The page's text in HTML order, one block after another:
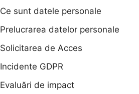
Ce sunt datele personale
Prelucrarea datelor personale
Solicitarea de Acces
Incidente GDPR
Evaluări de impact